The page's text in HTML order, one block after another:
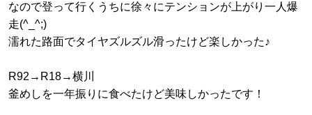
なので登って行くうちに徐々にテンションが上がり一人爆
走(^_^;)
濡れた路面でタイヤズルズル滑ったけど楽しかった♪
R92→R18→横川
釜めしを一年振りに食べたけど美味しかったです！